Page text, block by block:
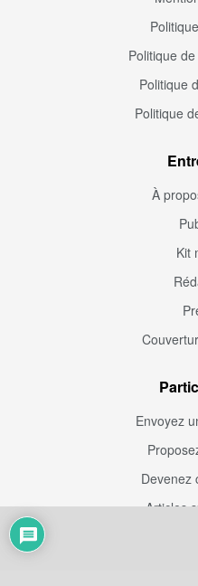
Politique
Politique
Politique
À
Kit
Envoyez
Devenez
Articles